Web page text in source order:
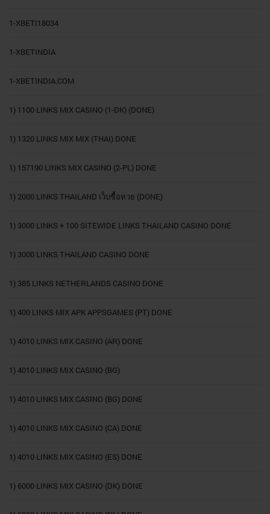
1-XBETI18034
1-XBETINDIA
1-XBETINDIA.COM
1) 1100 LINKS MIX CASINO (1-DK) (DONE)
1) 1320 LINKS MIX MIX (THAI) DONE
1) 157190 LINKS MIX CASINO (2-PL) DONE
1) 2000 LINKS THAILAND เว็บซื้อหวย (DONE)
1) 3000 LINKS + 100 SITEWIDE LINKS THAILAND CASINO DONE
1) 3000 LINKS THAILAND CASINO DONE
1) 385 LINKS NETHERLANDS CASINO DONE
1) 400 LINKS MIX APK APPSGAMES (PT) DONE
1) 4010 LINKS MIX CASINO (AR) DONE
1) 4010 LINKS MIX CASINO (BG)
1) 4010 LINKS MIX CASINO (BG) DONE
1) 4010 LINKS MIX CASINO (CA) DONE
1) 4010 LINKS MIX CASINO (ES) DONE
1) 6000 LINKS MIX CASINO (DK) DONE